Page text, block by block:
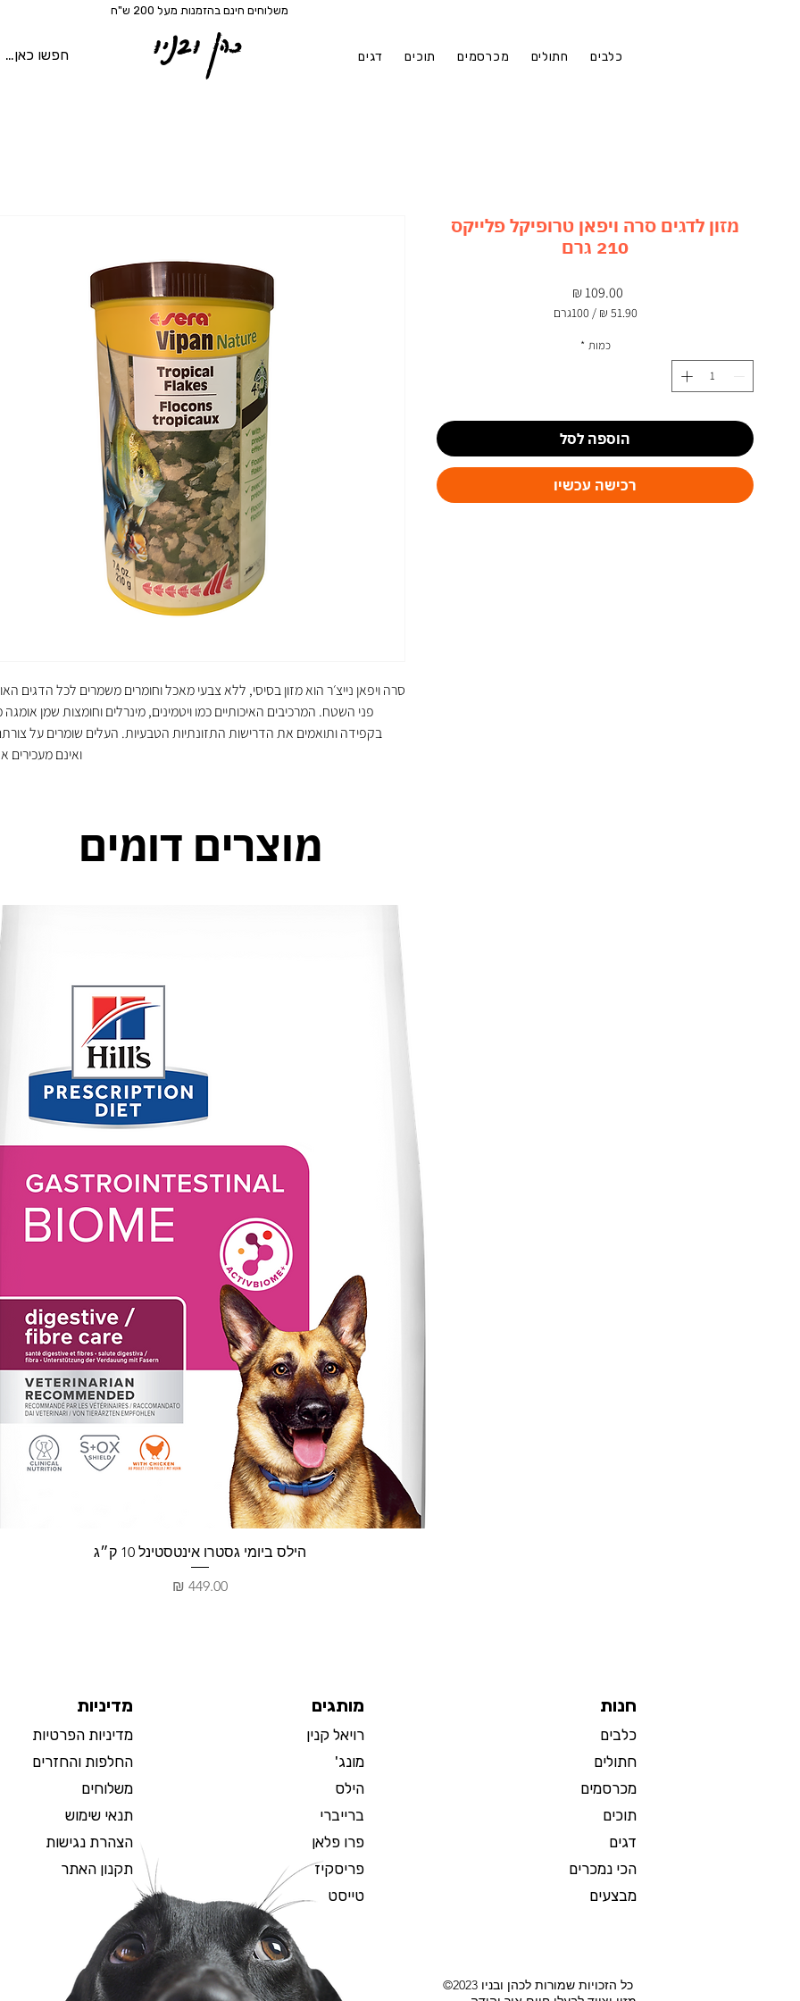
משלוחים חינם בהזמנות מעל 200 ש"ח
כהן ובניו דגים תוכים מכרסמים חתולים כלבים
סרה ויפאן נייצ׳ר הוא מזון בסיסי, ללא צבעי מאכל וחומרים משמרים לכל הדגים
פני השטח. המרכיבים האיכותיים כמו ויטמינים, מינרלים וחומצות שמן
בקפידה ותואמים את הדרישות התזונתיות הטבעיות. העלים שומרים על
ואינם מעכירים
מזון לדגים סרה ויפאן טרופיקל פלייקס
210 גרם
/ 100גרם
לכלכמות *
הוספה לסל
רכישה עכשיו
מוצרים דומים
תצוגה מהירה
הילס ביומי גסטרו אינטסטינל 10 ק״ג
מחיר
מדיניות
מדיניות הפרטיות
החלפות והחזרים
משלוחים
תנאי שימוש
הצהרת נגישות
תקנון האתר
מותגים
רויאל קנין
מונג'
הילס
ברייברי
פרו פלאן
פריסקיז
טייסט
חנות
כלבים
חתולים
מכרסמים
תוכים
דגים
הכי נמכרים
מבצעים